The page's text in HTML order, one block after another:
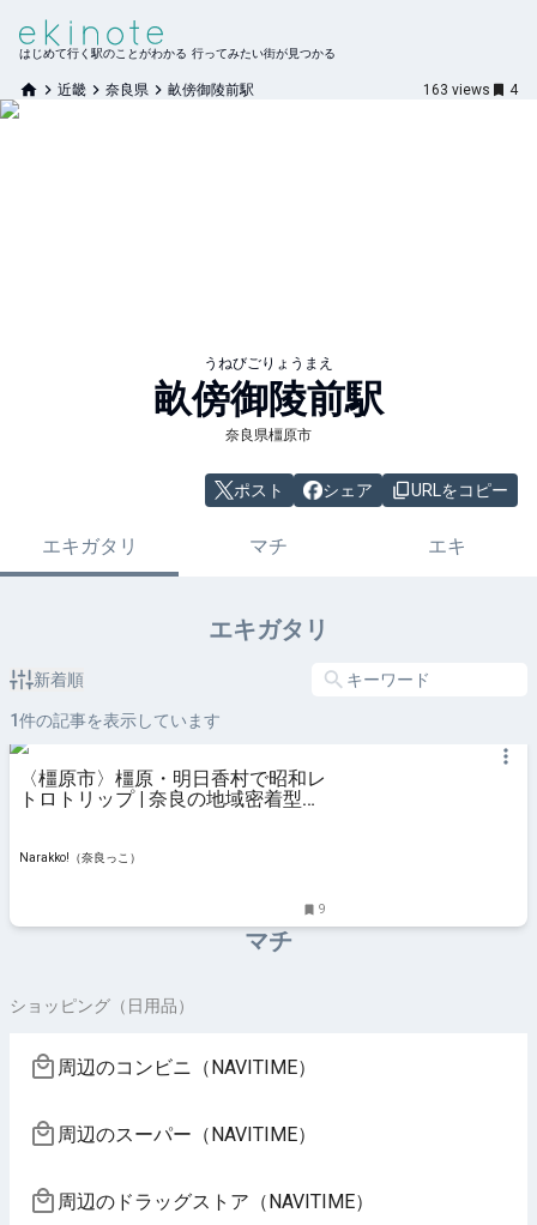
はじめて行く駅のことがわかる 行ってみたい街が見つかる
近畿 奈良県 畝傍御陵前駅 163 views 4
うねびごりょうまえ
畝傍御陵前駅
奈良県橿原市
ポスト シェア URLをコピー
エキガタリ マチ エキ
エキガタリ
新着順
1件の記事を表示しています
〈橿原市〉橿原・明日香村で昭和レ
トロトリップ | 奈良の地域密着型・
Narakko!（奈良っこ）
9
マチ
ショッピング（日用品）
周辺のコンビニ（NAVITIME）
周辺のスーパー（NAVITIME）
周辺のドラッグストア（NAVITIME）